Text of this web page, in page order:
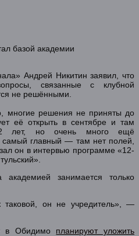
базой академии
Андрей Никитин заявил, что
связанные с клубной
не решёнными.
многие решения не приняты до
её открыть в сентябре и там
лет, но очень много ещё
самый главный — там нет полей,
он в интервью программе «12-
занимается только
таковой, он не учредитель», —
в Обидимо планируют уложить